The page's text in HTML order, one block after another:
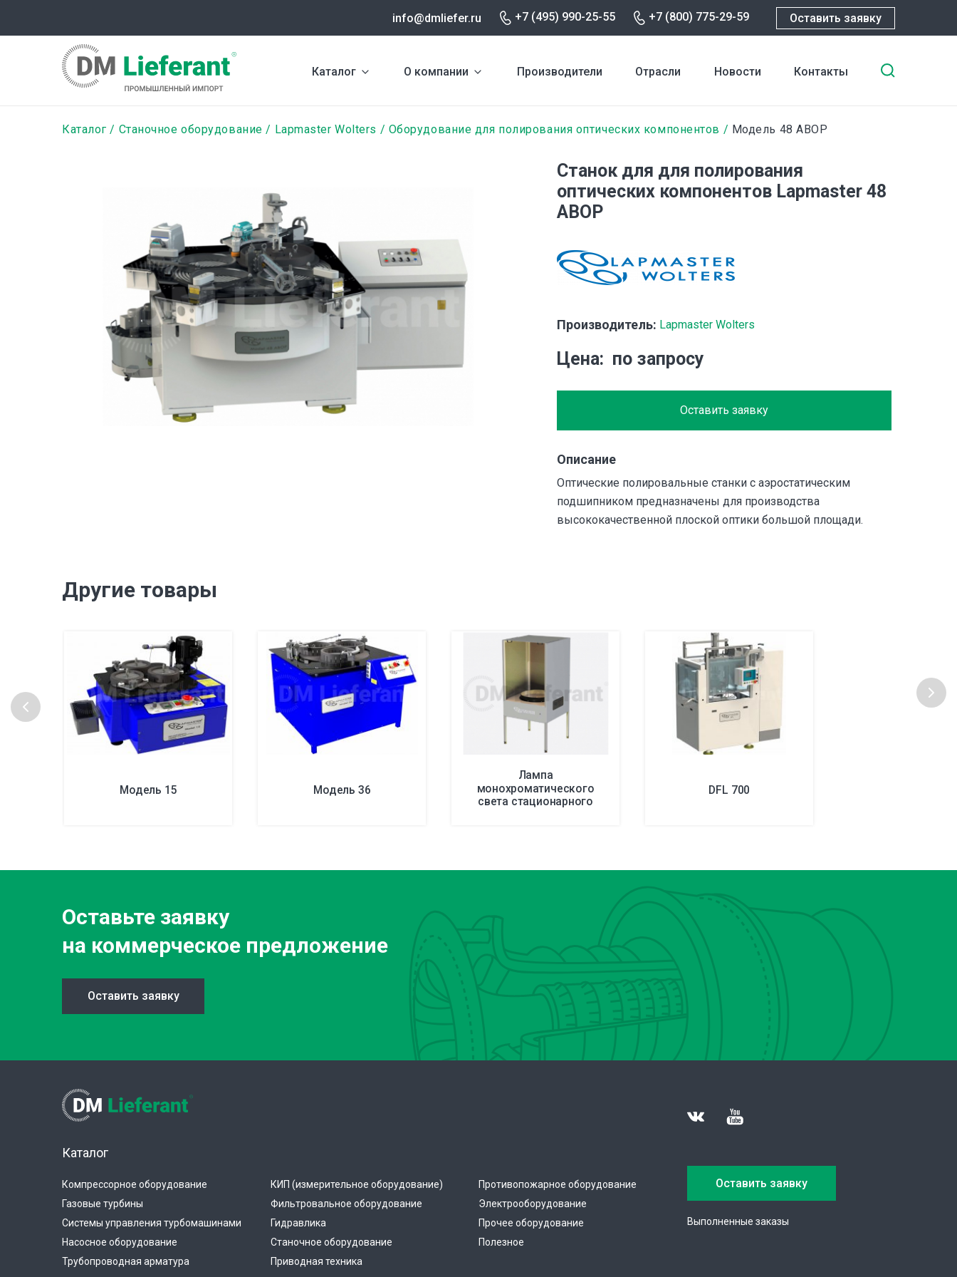
содержанию
info@dmliefer.ru +7 (495) 990-25-55 +7 (800) 775-29-59 Оставить заявку
Каталог О компании Производители Отрасли Новости Контакты
Строка
Каталог Станочное оборудование Lapmaster Wolters Оборудование для полирования оптических компонентов Модель 48 ABOP
Cтанок для для полирования
оптических компонентов Lapmaster 48
ABOP
Производитель: Lapmaster Wolters
Цена по запросу
Оставить заявку
Описание
Оптические полировальные станки с аэростатическим
подшипником предназначены для производства
высококачественной плоской оптики большой площади.
Другие товары
Модель 15 Модель 36
Лампа
монохроматического
света стационарного
DFL 700
Оставьте заявку
на коммерческое предложение
Оставить заявку
Каталог
Компрессорное оборудование
Газовые турбины
Системы управления турбомашинами
Насосное оборудование
Трубопроводная арматура
КИП (измерительное оборудование)
Фильтровальное оборудование
Гидравлика
Станочное оборудование
Приводная техника
Противопожарное оборудование
Электрооборудование
Прочее оборудование
Полезное
Оставить заявку
Выполненные заказы